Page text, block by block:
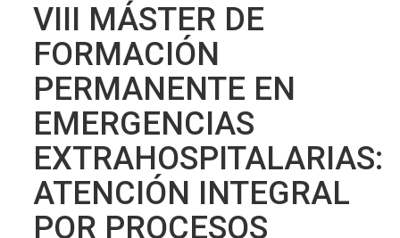
VIII MÁSTER DE
FORMACIÓN
PERMANENTE EN
EMERGENCIAS
EXTRAHOSPITALARIAS:
ATENCIÓN INTEGRAL
POR PROCESOS